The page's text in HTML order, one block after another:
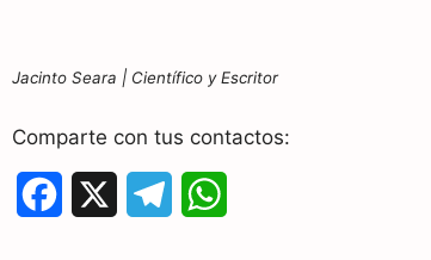
Jacinto Seara | Científico y Escritor
Comparte con tus contactos: